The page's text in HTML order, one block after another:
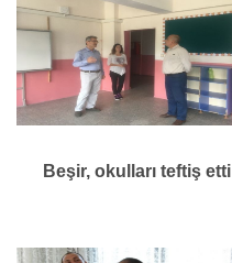
Beşir, okulları teftiş etti